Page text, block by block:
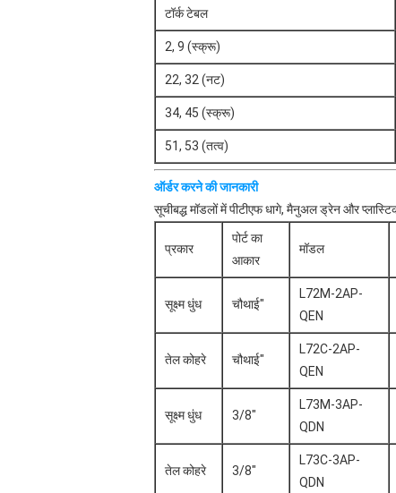
टॉर्क टेबल
2, 9 (स्क्रू)
22, 32 (नट)
34, 45 (स्क्रू)
51, 53 (तत्व)
ऑर्डर करने की जानकारी
सूचीबद्ध मॉडलों में पीटीएफ धागे, मैनुअल ड्रेन और
प्रकार
पोर्ट का
आकार
मॉडल
सूक्ष्म धुंध चौथाई"
L72M-2AP-
QEN
तेल कोहरे चौथाई"
L72C-2AP-
QEN
सूक्ष्म धुंध 3/8"
L73M-3AP-
QDN
तेल कोहरे 3/8"
L73C-3AP-
QDN